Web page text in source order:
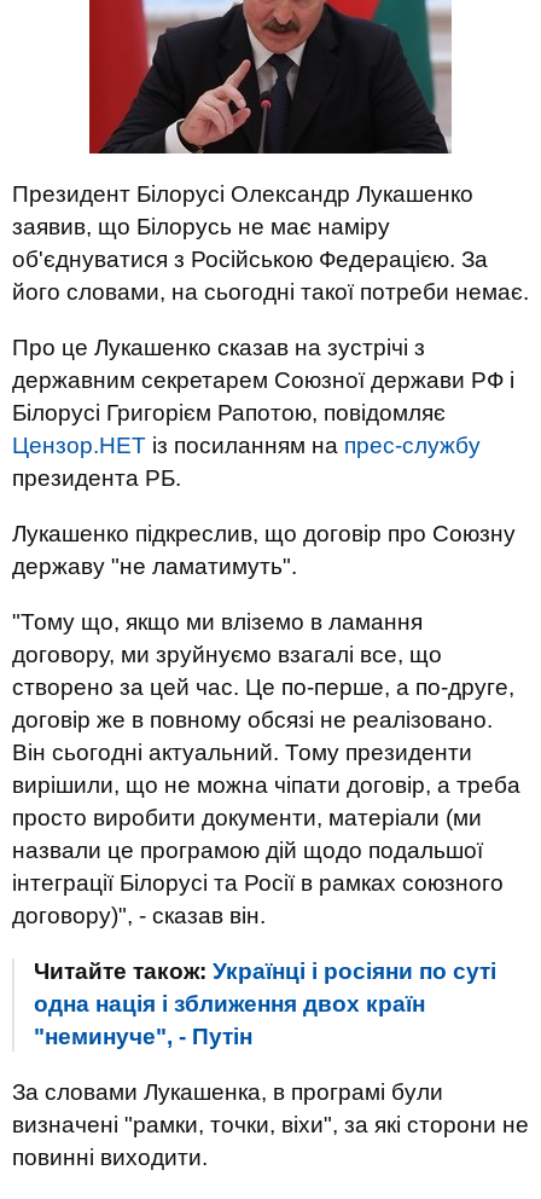
Президент Білорусі Олександр Лукашенко
заявив, що Білорусь не має наміру
об'єднуватися з Російською Федерацією. За
його словами, на сьогодні такої потреби немає.
Про це Лукашенко сказав на зустрічі з
державним секретарем Союзної держави РФ і
Білорусі Григорієм Рапотою, повідомляє
Цензор.НЕТ із посиланням на прес-службу
президента РБ.
Лукашенко підкреслив, що договір про Союзну
державу "не ламатимуть".
"Тому що, якщо ми вліземо в ламання
договору, ми зруйнуємо взагалі все, що
створено за цей час. Це по-перше, а по-друге,
договір же в повному обсязі не реалізовано.
Він сьогодні актуальний. Тому президенти
вирішили, що не можна чіпати договір, а треба
просто виробити документи, матеріали (ми
назвали це програмою дій щодо подальшої
інтеграції Білорусі та Росії в рамках союзного
договору)", - сказав він.
Читайте також: Українці і росіяни по суті
одна нація і зближення двох країн
"неминуче", - Путін
За словами Лукашенка, в програмі були
визначені "рамки, точки, віхи", за які сторони не
повинні виходити.